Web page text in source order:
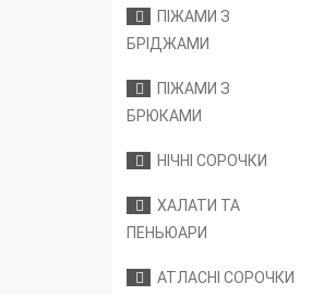
ПІЖАМИ З
БРІДЖАМИ
ПІЖАМИ З
БРЮКАМИ
НІЧНІ СОРОЧКИ
ХАЛАТИ ТА
ПЕНЬЮАРИ
АТЛАСНІ СОРОЧКИ